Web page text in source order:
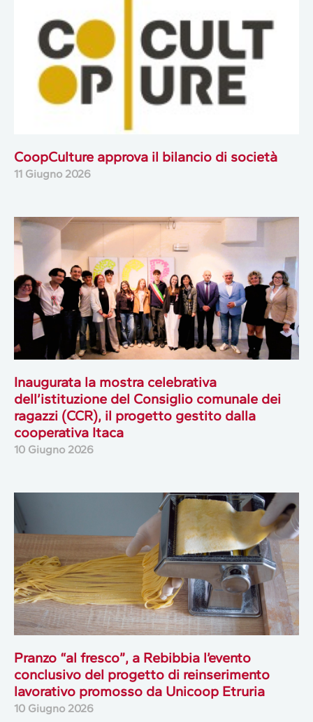
CoopCulture approva il bilancio di società
11 Giugno 2026
Inaugurata la mostra celebrativa
dell’istituzione del Consiglio comunale dei
ragazzi (CCR), il progetto gestito dalla
cooperativa Itaca
10 Giugno 2026
Pranzo “al fresco”, a Rebibbia l’evento
conclusivo del progetto di reinserimento
lavorativo promosso da Unicoop Etruria
10 Giugno 2026